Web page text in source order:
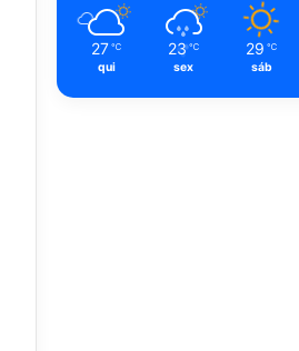
27 ℃
qui
23 ℃
sex
29 ℃
sáb